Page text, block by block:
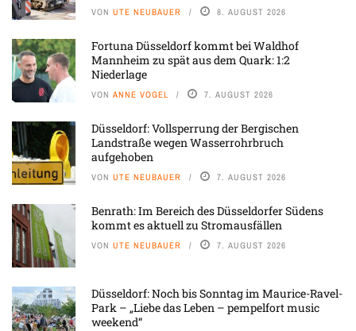
VON UTE NEUBAUER 8. AUGUST 2026
Fortuna Düsseldorf kommt bei Waldhof
Mannheim zu spät aus dem Quark: 1:2
Niederlage
VON ANNE VOGEL 7. AUGUST 2026
Düsseldorf: Vollsperrung der Bergischen
Landstraße wegen Wasserrohrbruch
aufgehoben
VON UTE NEUBAUER 7. AUGUST 2026
Benrath: Im Bereich des Düsseldorfer Südens
kommt es aktuell zu Stromausfällen
VON UTE NEUBAUER 7. AUGUST 2026
Düsseldorf: Noch bis Sonntag im Maurice-Ravel-
Park – „Liebe das Leben – pempelfort music
weekend“